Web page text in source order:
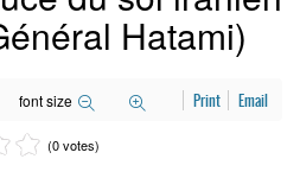
Hatami)
font size Print Email
(0 votes)